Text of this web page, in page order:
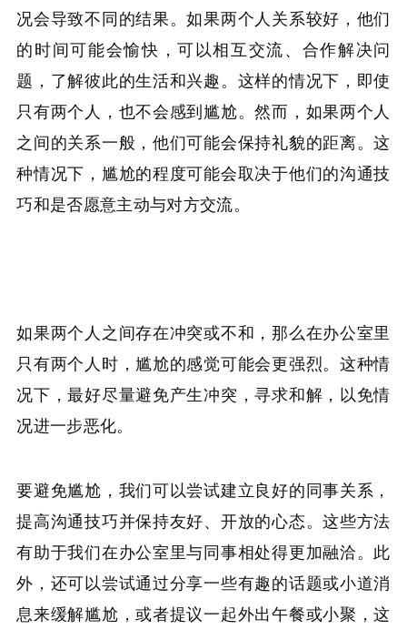
况会导致不同的结果。如果两个人关系较好，他们
的时间可能会愉快，可以相互交流、合作解决问
题，了解彼此的生活和兴趣。这样的情况下，即使
只有两个人，也不会感到尴尬。然而，如果两个人
之间的关系一般，他们可能会保持礼貌的距离。这
种情况下，尴尬的程度可能会取决于他们的沟通技
巧和是否愿意主动与对方交流。
如果两个人之间存在冲突或不和，那么在办公室里
只有两个人时，尴尬的感觉可能会更强烈。这种情
况下，最好尽量避免产生冲突，寻求和解，以免情
况进一步恶化。
要避免尴尬，我们可以尝试建立良好的同事关系，
提高沟通技巧并保持友好、开放的心态。这些方法
有助于我们在办公室里与同事相处得更加融洽。此
外，还可以尝试通过分享一些有趣的话题或小道消
息来缓解尴尬，或者提议一起外出午餐或小聚，这